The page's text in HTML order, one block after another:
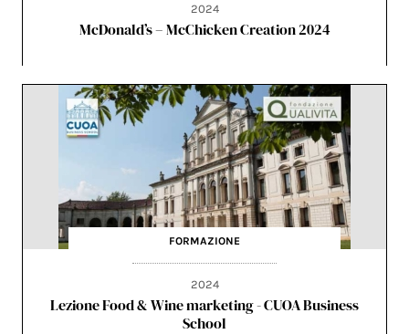
2024
McDonald’s – McChicken Creation 2024
FORMAZIONE
2024
Lezione Food & Wine marketing - CUOA Business
School